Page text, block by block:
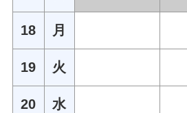
18 月
19 火
20 水